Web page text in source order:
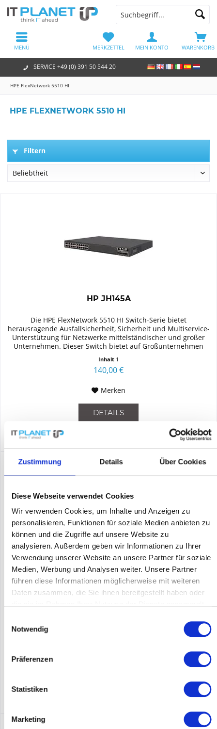
Zustimmung Details Über Cookies
Diese Webseite verwendet Cookies
Wir verwenden Cookies, um Inhalte und Anzeigen zu
personalisieren, Funktionen für soziale Medien anbieten zu
können und die Zugriffe auf unsere Website zu
analysieren. Außerdem geben wir Informationen zu Ihrer
Verwendung unserer Website an unsere Partner für soziale
Medien, Werbung und Analysen weiter. Unsere Partner
führen diese Informationen möglicherweise mit weiteren
Daten zusammen, die Sie ihnen bereitgestellt haben oder
Notwendig
Präferenzen
Statistiken
Marketing
SERVICE +49 (0) 391 50 544 20
WARENKORB
MERKZETTEL MEIN KONTO
MENÜ
HPE FlexNetwork 5510 HI
HPE FLEXNETWORK 5510 HI
Filtern
HP JH145A
Die HPE FlexNetwork 5510 HI Switch-Serie bietet
herausragende Ausfallsicherheit, Sicherheit und Multiservice-
Unterstützung für Netzwerke mittelständischer und großer
Unternehmen. Dieser Switch bietet auf Großunternehmen
Inhalt 1
140,00 €
Merken
DETAILS
HP JH147A
Die HPE FlexNetwork 5510 HI Switch-Serie bietet
herausragende Ausfallsicherheit, Sicherheit und Multiservice-
Unterstützung für Netzwerke mittelständischer und großer